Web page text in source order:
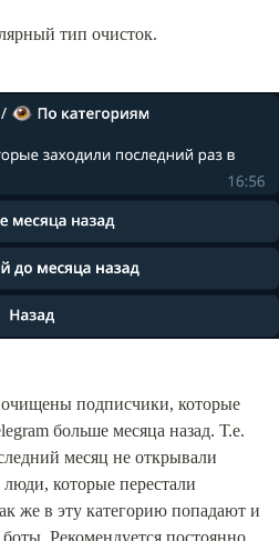
тип очисток.
очищены подписчики, которые
больше месяца назад. Т.е.
месяц не открывали
которые перестали
же в эту категорию попадают и